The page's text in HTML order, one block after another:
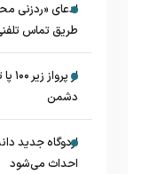
ادعای «ردزنی
طریق تماس
از
دشمن
اردوگاه جدید
احداث می‌شود